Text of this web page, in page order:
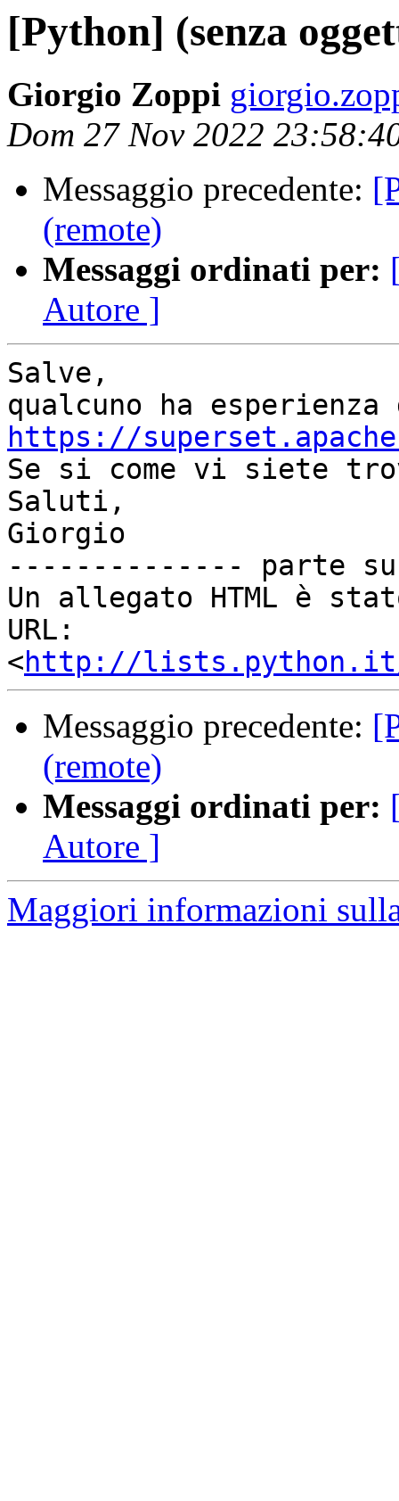
[Python] (senza
Giorgio Zoppi
Dom 27 Nov 2022
Messaggio precedente:
(remote)
Messaggi ordinati per:
Autore ]
Salve,
https://
Se si come vi siete
Saluti,
Giorgio
-------------- parte
Un allegato HTML è
URL:
<http://lists.python.it/
Messaggio precedente:
(remote)
Messaggi ordinati per:
Autore ]
Maggiori informazioni